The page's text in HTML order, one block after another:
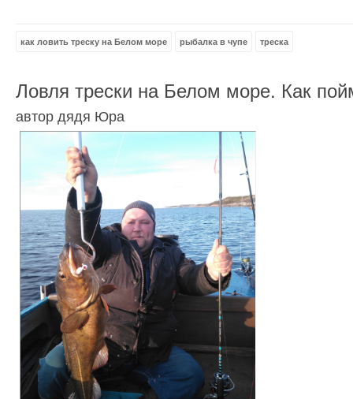
как ловить треску на Белом море рыбалка в чупе треска
Ловля трески на Белом море. Как
автор дядя Юра